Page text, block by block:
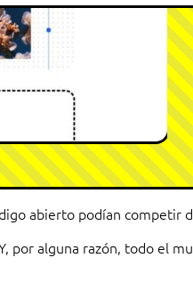
abierto podían competir
por alguna razón, todo el